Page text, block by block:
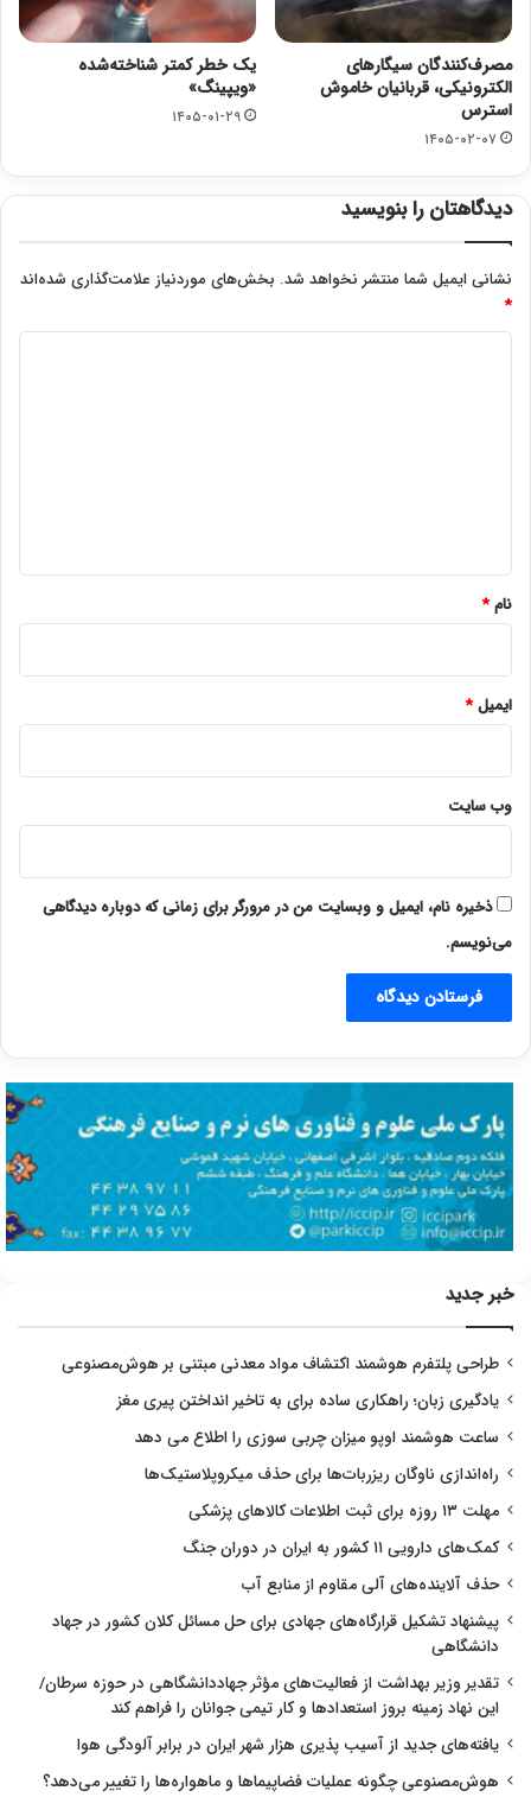
مصرف‌کنندگان سیگارهای
الکترونیکی، قربانیان خاموش
استرس
۱۴۰۵-۰۲-۰۷
یک خطر کمتر شناخته‌شده
«ویپینگ»
۱۴۰۵-۰۱-۲۹
دیدگاهتان را بنویسید
نشانی ایمیل شما منتشر نخواهد شد. بخش‌های موردنیاز علامت‌گذاری شده‌اند
*
نام*
ایمیل*
وب‌ سایت
ذخیره نام، ایمیل و وبسایت من در مرورگر برای زمانی که دوباره دیدگاهی
می‌نویسم.
خبر جدید
طراحی پلتفرم هوشمند اکتشاف مواد معدنی مبتنی بر هوش‌مصنوعی
یادگیری زبان؛ راهکاری ساده برای به تاخیر انداختن پیری مغز
ساعت هوشمند اوپو میزان چربی سوزی را اطلاع می دهد
راه‌اندازی ناوگان ریزربات‌ها برای حذف میکروپلاستیک‌ها
مهلت ۱۳ روزه برای ثبت اطلاعات کالاهای پزشکی
کمک‌های دارویی ۱۱ کشور به ایران در دوران جنگ
حذف آلاینده‌های آلی مقاوم از منابع آب
پیشنهاد تشکیل قرارگاه‌های جهادی برای حل مسائل کلان کشور در جهاد
دانشگاهی
تقدیر وزیر بهداشت از فعالیت‌های مؤثر جهاددانشگاهی در حوزه سرطان/
این نهاد زمینه بروز استعدادها و کار تیمی جوانان را فراهم کند
یافته‌های جدید از آسیب پذیری هزار شهر ایران در برابر آلودگی هوا
هوش‌مصنوعی چگونه عملیات فضاپیماها و ماهواره‌ها را تغییر می‌دهد؟